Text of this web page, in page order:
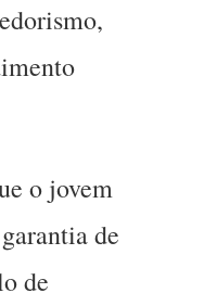
o jovem
de
de